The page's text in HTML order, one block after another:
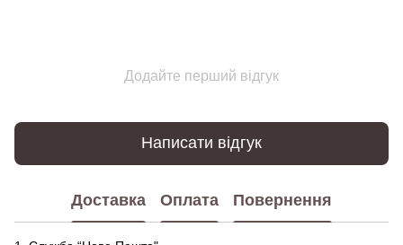
Додайте перший відгук
Написати відгук
Доставка Оплата Повернення